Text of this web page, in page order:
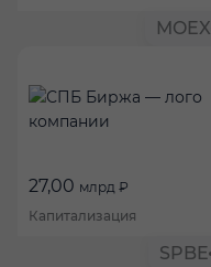
MOEX
27,00 млрд ₽
Капитализация
SPBE